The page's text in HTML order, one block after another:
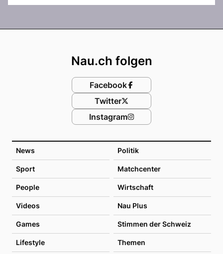
News Politik
Sport Matchcenter
People Wirtschaft
Videos Nau Plus
Games Stimmen der Schweiz
Lifestyle Themen
Nau.ch folgen
Facebook
Twitter
Instagram